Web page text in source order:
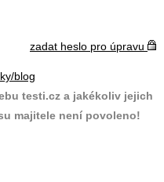
zadat heslo pro úpravu
blog
testi.cz a jakékoliv jejich
majitele není povoleno!